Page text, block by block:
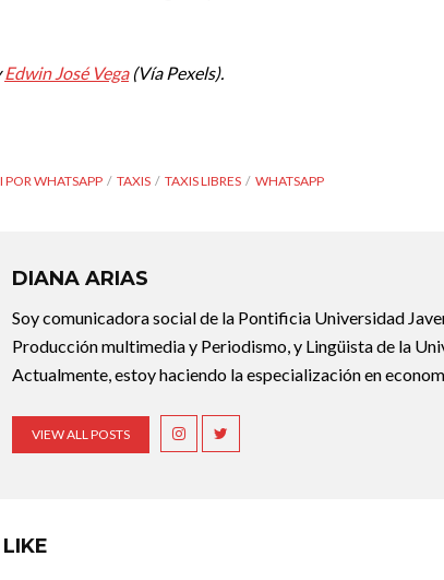
Edwin José Vega(Vía Pexels).
POR WHATSAPP TAXIS TAXIS LIBRES WHATSAPP
DIANA ARIAS
Soy comunicadora social de la Pontificia Universidad
Producción multimedia y Periodismo, y Lingüista de la
Actualmente, estoy haciendo la especialización en
VIEW ALL POSTS